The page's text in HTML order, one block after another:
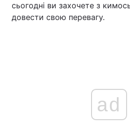
сьогодні ви захочете з
довести свою перевагу.
ad